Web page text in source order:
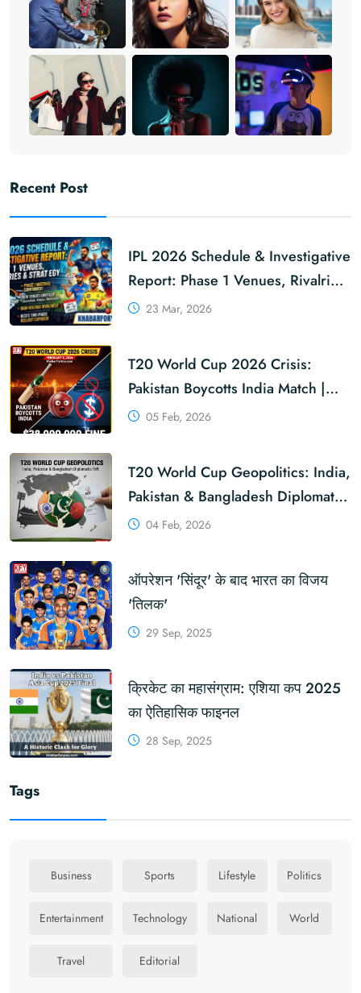
Recent Post
IPL 2026 Schedule & Investigative
Report: Phase 1 Venues, Rivalries
& Strategy | KhabarForYou
23 Mar, 2026
T20 World Cup 2026 Crisis:
Pakistan Boycotts India Match |
Massive $38M ICC Fine?
05 Feb, 2026
T20 World Cup Geopolitics: India,
Pakistan & Bangladesh Diplomatic
Rift | Khabar For You
04 Feb, 2026
ऑपरेशन 'सिंदूर' के बाद भारत का विजय
'तिलक'
29 Sep, 2025
क्रिकेट का महासंग्राम: एशिया कप 2025
का ऐतिहासिक फाइनल
28 Sep, 2025
Tags
Business Sports Lifestyle Politics
Entertainment Technology National World
Travel Editorial